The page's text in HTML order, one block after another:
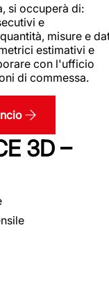
si occuperà di:
e
misure e
estimativi e
con l'ufficio
di commessa.
3D –